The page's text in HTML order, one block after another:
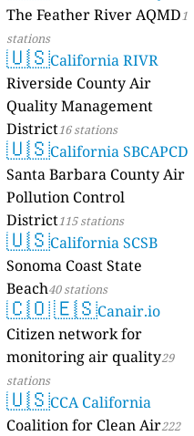
The Feather River AQMD1
stations
🇺🇸California RIVR
Riverside County Air
Quality Management
District16 stations
🇺🇸California SBCAPCD
Santa Barbara County Air
Pollution Control
District115 stations
🇺🇸California SCSB
Sonoma Coast State
Beach40 stations
🇨🇴🇪🇸Canair.io
Citizen network for
monitoring air quality29
stations
🇺🇸CCA California
Coalition for Clean Air222